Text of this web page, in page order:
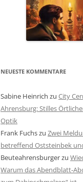
NEUESTE KOMMENTARE
Sabine Heinrich zu City
Ahrensburg: Stilles
Optik
Frank Fuchszu Zwei
betreffend Oststeinbek
Beuteahrensburgerzu
Warum das Abendblatt-